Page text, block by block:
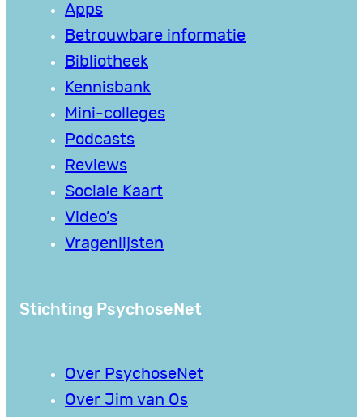
Apps
Betrouwbare informatie
Bibliotheek
Kennisbank
Mini-colleges
Podcasts
Reviews
Sociale Kaart
Video’s
Vragenlijsten
Stichting PsychoseNet
Over PsychoseNet
Over Jim van Os